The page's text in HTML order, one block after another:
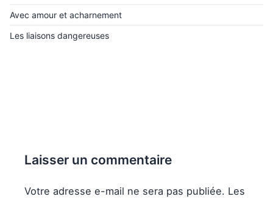
Avec amour et acharnement
Les liaisons dangereuses
Laisser un commentaire
Votre adresse e-mail ne sera pas publiée. Les